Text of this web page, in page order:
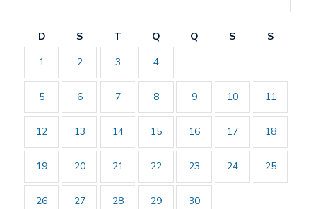
D S T Q Q S
S
1
2 3 4
5 6 7 8 9 10 11
12 13 14 15 16 17 18
19 20 21 22 23 24 25
26 27 28 29 30